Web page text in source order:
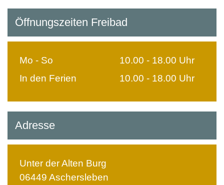
Öffnungszeiten Freibad
Mo - So
10.00 - 18.00 Uhr
In den Ferien
10.00 - 18.00 Uhr
Adresse
Unter der Alten Burg
06449 Aschersleben